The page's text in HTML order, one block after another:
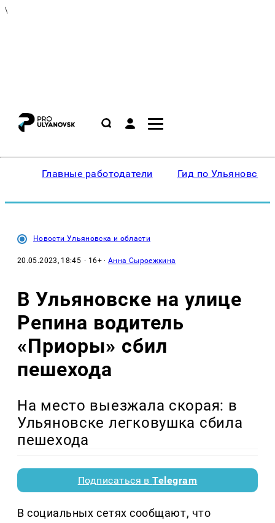
\
Главные работодатели Гид по Ульяновску
Новости Ульяновска и области
20.05.2023, 18:45 · 16+ ·Анна Сыроежкина
В Ульяновске на улице
Репина водитель
«Приоры» сбил
пешехода
На место выезжала скорая: в
Ульяновске легковушка сбила
пешехода
Подписаться вTelegram
В социальных сетях сообщают, что